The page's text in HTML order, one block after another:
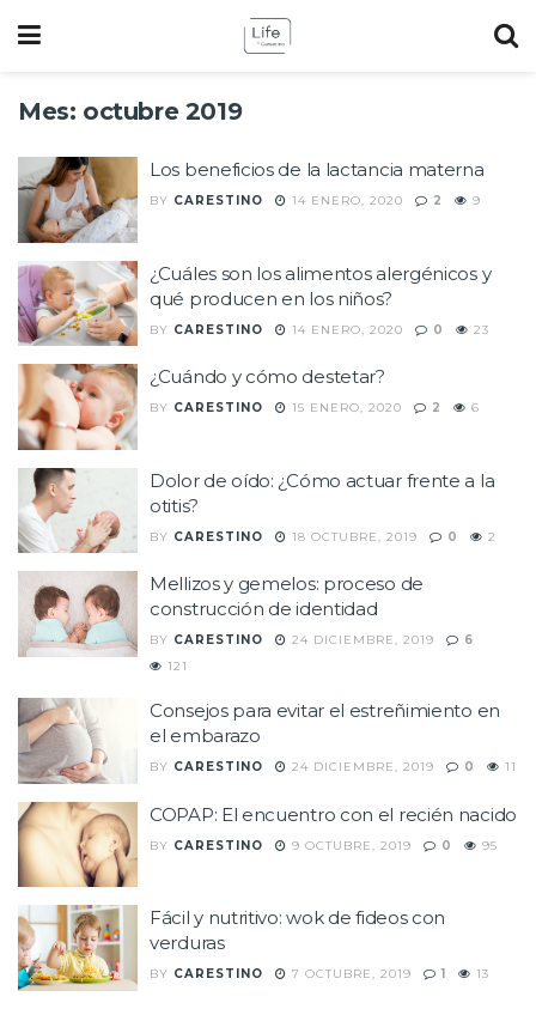
Mes: octubre 2019
Los beneficios de la lactancia materna
BY CARESTINO 14 ENERO, 2020 2 9
¿Cuáles son los alimentos alergénicos y
qué producen en los niños?
BY CARESTINO 14 ENERO, 2020 0 23
¿Cuándo y cómo destetar?
BY CARESTINO 15 ENERO, 2020 2 6
Dolor de oído: ¿Cómo actuar frente a la
otitis?
BY CARESTINO 18 OCTUBRE, 2019 0 2
Mellizos y gemelos: proceso de
construcción de identidad
BY CARESTINO 24 DICIEMBRE, 2019
6
121
Consejos para evitar el estreñimiento en
el embarazo
BY CARESTINO 24 DICIEMBRE, 2019 0 11
COPAP: El encuentro con el recién nacido
BY CARESTINO 9 OCTUBRE, 2019 0 95
Fácil y nutritivo: wok de fideos con
verduras
BY CARESTINO 7 OCTUBRE, 2019 1 13